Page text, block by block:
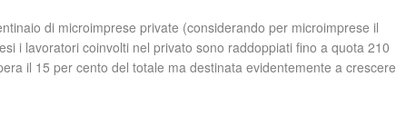
di microimprese private (considerando per microimprese il
i lavoratori coinvolti nel privato sono raddoppiati fino a quota 210
il 15 per cento del totale ma destinata evidentemente a crescere